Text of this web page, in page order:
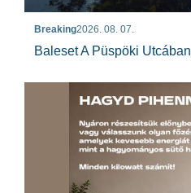
Breaking2026. 08. 07.
Baleset A Püspöki Utcában